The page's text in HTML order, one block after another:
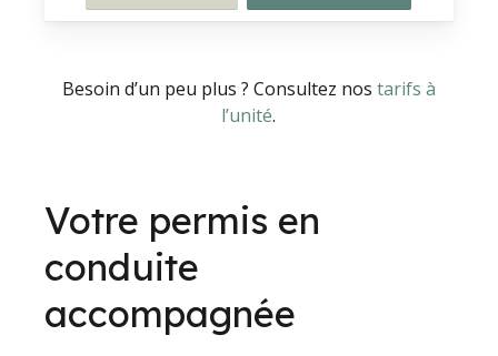
Besoin d’un peu plus ? Consultez nos tarifs à
l’unité.
Votre permis en
conduite
accompagnée